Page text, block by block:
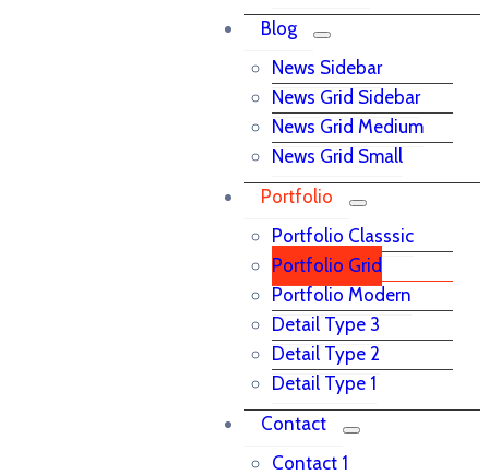
Blog
News Sidebar
News Grid Sidebar
News Grid Medium
News Grid Small
Portfolio
Portfolio Classsic
Portfolio Grid
Portfolio Modern
Detail Type 3
Detail Type 2
Detail Type 1
Contact
Contact 1